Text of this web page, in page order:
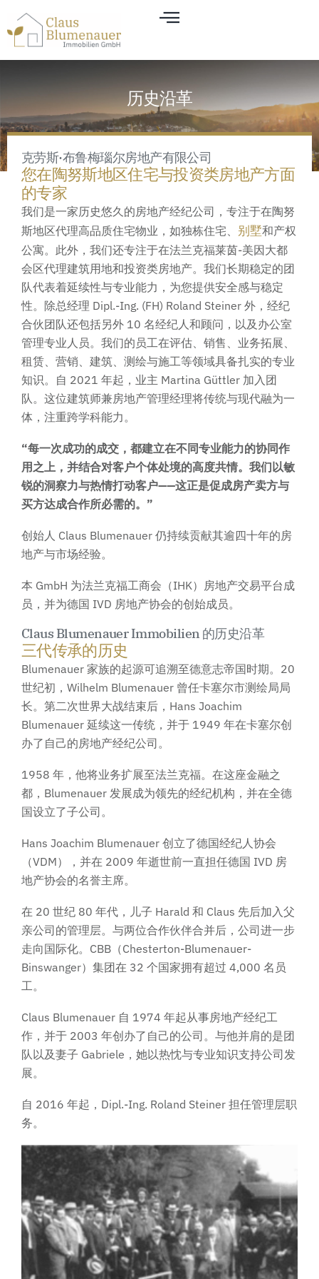
历史沿革
克劳斯·布鲁梅瑙尔房地产有限公司
您在陶努斯地区住宅与投资类房地产方面
的专家
我们是一家历史悠久的房地产经纪公司，专注于在陶努
斯地区代理高品质住宅物业，如独栋住宅、 别墅和产权
公寓。此外，我们还专注于在法兰克福莱茵-美因大都
会区代理建筑用地和投资类房地产。我们长期稳定的团
队代表着延续性与专业能力，为您提供安全感与稳定
性。除总经理 Dipl.-Ing. (FH) Roland Steiner 外，经纪
合伙团队还包括另外 10 名经纪人和顾问，以及办公室
管理专业人员。我们的员工在评估、销售、业务拓展、
租赁、营销、建筑、测绘与施工等领域具备扎实的专业
知识。自 2021 年起，业主 Martina Güttler 加入团
队。这位建筑师兼房地产管理经理将传统与现代融为一
体，注重跨学科能力。
“每一次成功的成交，都建立在不同专业能力的协同作
用之上，并结合对客户个体处境的高度共情。我们以敏
锐的洞察力与热情打动客户——这正是促成房产卖方与
买方达成合作所必需的。”
创始人 Claus Blumenauer 仍持续贡献其逾四十年的房
地产与市场经验。
本 GmbH 为法兰克福工商会（IHK）房地产交易平台成
员，并为德国 IVD 房地产协会的创始成员。
Claus Blumenauer Immobilien 的历史沿革
三代传承的历史
Blumenauer 家族的起源可追溯至德意志帝国时期。20
世纪初，Wilhelm Blumenauer 曾任卡塞尔市测绘局局
长。第二次世界大战结束后，Hans Joachim
Blumenauer 延续这一传统，并于 1949 年在卡塞尔创
办了自己的房地产经纪公司。
1958 年，他将业务扩展至法兰克福。在这座金融之
都，Blumenauer 发展成为领先的经纪机构，并在全德
国设立了子公司。
Hans Joachim Blumenauer 创立了德国经纪人协会
（VDM），并在 2009 年逝世前一直担任德国 IVD 房
地产协会的名誉主席。
在 20 世纪 80 年代，儿子 Harald 和 Claus 先后加入父
亲公司的管理层。与两位合作伙伴合并后，公司进一步
走向国际化。CBB（Chesterton-Blumenauer-
Binswanger）集团在 32 个国家拥有超过 4,000 名员
工。
Claus Blumenauer 自 1974 年起从事房地产经纪工
作，并于 2003 年创办了自己的公司。与他并肩的是团
队以及妻子 Gabriele，她以热忱与专业知识支持公司发
展。
自 2016 年起，Dipl.-Ing. Roland Steiner 担任管理层职
务。